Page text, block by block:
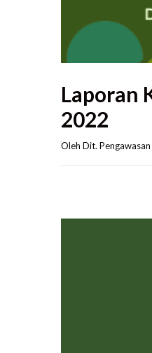
Laporan
2022
Oleh Dit.